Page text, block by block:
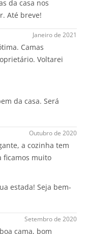
da casa nos
Até breve!
Janeiro de 2021
Camas
Voltarei
da casa. Será
Outubro de 2020
a cozinha tem
ficamos muito
estada! Seja bem-
Setembro de 2020
cama, bom